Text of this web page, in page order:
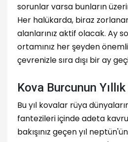
sorunlar varsa bunların
Her halükarda, biraz
alanlarınız aktif olacak. Ay
ortamınız her şeyden
çevrenizle sıra dışı bir ay
Kova Burcunun
Bu yıl kovalar rüya
fantezileri içinde adeta
bakışınız geçen yıl